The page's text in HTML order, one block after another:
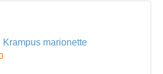
Krampus marionette